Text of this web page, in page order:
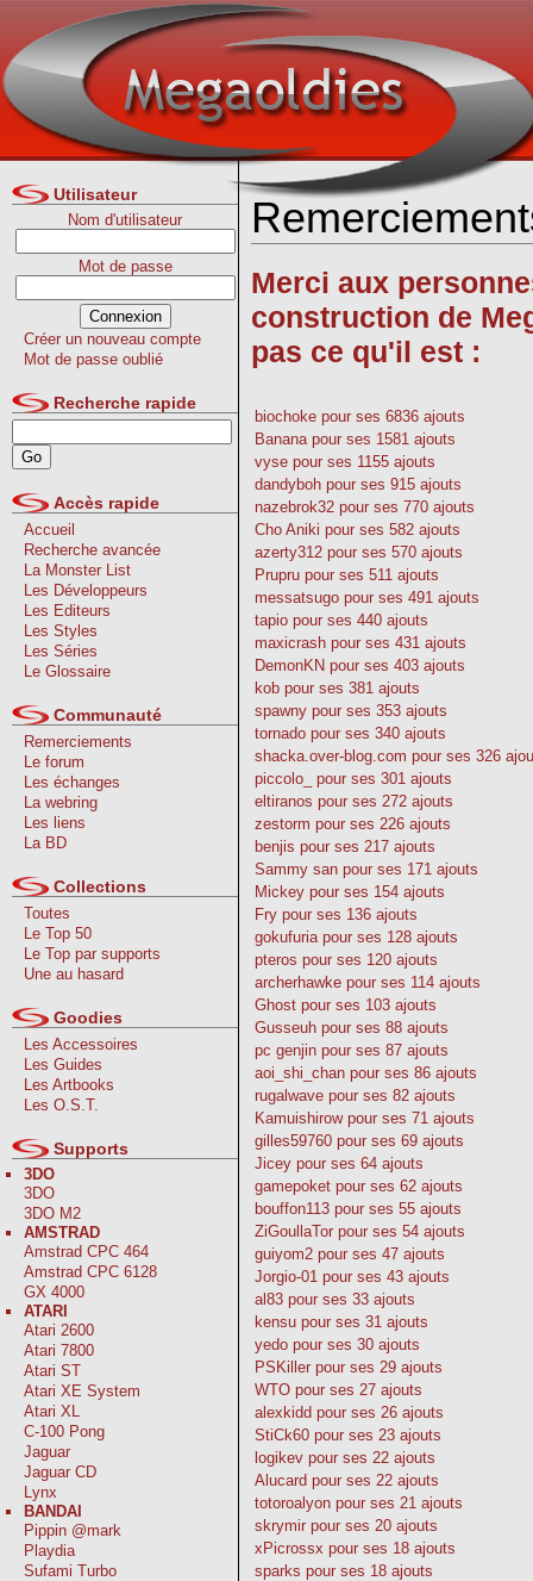
Utilisateur
Nom d'utilisateur
Mot de passe
Créer un nouveau compte
Mot de passe oublié
Recherche rapide
Accès rapide
Accueil
Recherche avancée
La Monster List
Les Développeurs
Les Editeurs
Les Styles
Les Séries
Le Glossaire
Communauté
Remerciements
Le forum
Les échanges
La webring
Les liens
La BD
Collections
Toutes
Le Top 50
Le Top par supports
Une au hasard
Goodies
Les Accessoires
Les Guides
Les Artbooks
Les O.S.T.
Supports
3DO
3DO
3DO M2
AMSTRAD
Amstrad CPC 464
Amstrad CPC 6128
GX 4000
ATARI
Atari 2600
Atari 7800
Atari ST
Atari XE System
Atari XL
C-100 Pong
Jaguar
Jaguar CD
Lynx
BANDAI
Pippin @mark
Playdia
Sufami Turbo
Merci aux
construction de
pas ce qu'il est :
biochoke pour ses 6836 ajouts
Banana pour ses 1581 ajouts
vyse pour ses 1155 ajouts
dandyboh pour ses 915 ajouts
nazebrok32 pour ses 770 ajouts
Cho Aniki pour ses 582 ajouts
azerty312 pour ses 570 ajouts
Prupru pour ses 511 ajouts
messatsugo pour ses 491 ajouts
tapio pour ses 440 ajouts
maxicrash pour ses 431 ajouts
DemonKN pour ses 403 ajouts
kob pour ses 381 ajouts
spawny pour ses 353 ajouts
tornado pour ses 340 ajouts
shacka.over-blog.com pour ses 326
piccolo_
pour ses 301 ajouts
eltiranos pour ses 272 ajouts
zestorm pour ses 226 ajouts
benjis pour ses 217 ajouts
Sammy san pour ses 171 ajouts
Mickey pour ses 154 ajouts
Fry pour ses 136 ajouts
gokufuria pour ses 128 ajouts
pteros pour ses 120 ajouts
archerhawke pour ses 114 ajouts
Ghost pour ses 103 ajouts
Gusseuh pour ses 88 ajouts
pc genjin pour ses 87 ajouts
aoi_shi_chan pour ses 86 ajouts
rugalwave pour ses 82 ajouts
Kamuishirowpour ses 71 ajouts
gilles59760 pour ses 69 ajouts
Jicey pour ses 64 ajouts
gamepoket pour ses 62 ajouts
bouffon113 pour ses 55 ajouts
ZiGoullaTor pour ses 54 ajouts
guiyom2 pour ses 47 ajouts
Jorgio-01 pour ses 43 ajouts
al83 pour ses 33 ajouts
kensu pour ses 31 ajouts
yedo pour ses 30 ajouts
PSKiller pour ses 29 ajouts
WTO pour ses 27 ajouts
alexkidd pour ses 26 ajouts
StiCk60 pour ses 23 ajouts
logikev pour ses 22 ajouts
Alucard pour ses 22 ajouts
totoroalyon pour ses 21 ajouts
skrymir pour ses 20 ajouts
xPicrossx pour ses 18 ajouts
sparks pour ses 18 ajouts